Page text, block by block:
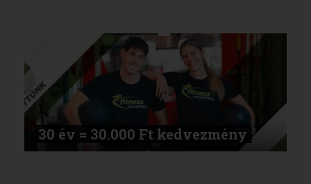
30 év = 30.000 Ft kedvezmény